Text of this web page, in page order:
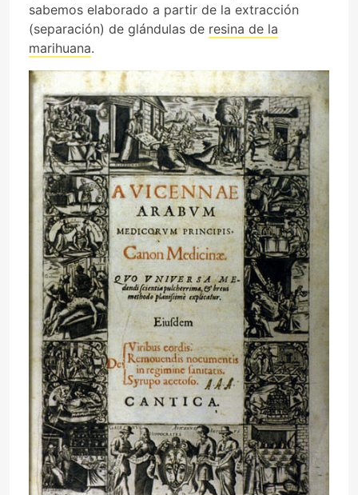
sabemos elaborado a partir de la extracción
(separación) de glándulas de resina de la
marihuana.